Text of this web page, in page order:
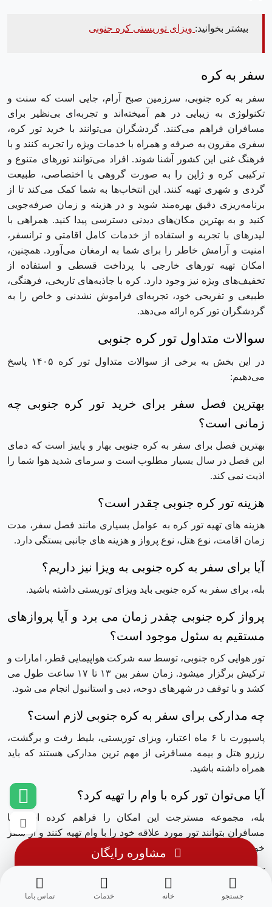
مشاوره رایگان
جستجو خانه خدمات تماس باما
بیشتر بخوانید: ویزای توریستی کره جنوبی
سفر به کره
سفر به کره جنوبی، سرزمین صبح آرام، جایی است که سنت و
تکنولوژی به زیبایی در هم آمیخته‌اند و تجربه‌ای بی‌نظیر برای
مسافران فراهم می‌کنند. گردشگران می‌توانند با خرید تور کره،
سفری مقرون به صرفه و همراه با خدمات ویژه را تجربه کنند و با
فرهنگ غنی این کشور آشنا شوند. افراد می‌توانند تورهای متنوع و
ترکیبی کره و ژاپن را به صورت گروهی یا اختصاصی، طبیعت
‌گردی و شهری تهیه کنند. این انتخاب‌ها به شما کمک می‌کند تا از
برنامه‌ریزی دقیق بهره‌مند شوید و در هزینه و زمان صرفه‌جویی
کنید و به بهترین مکان‌های دیدنی دسترسی پیدا کنید. همراهی با
لیدرهای با تجربه و استفاده از خدمات کامل اقامتی و ترانسفر،
امنیت و آرامش خاطر را برای شما به ارمغان می‌آورد. همچنین،
امکان تهیه تورهای خارجی با پرداخت قسطی و استفاده از
تخفیف‌های ویژه نیز وجود دارد. کره با جاذبه‌های تاریخی، فرهنگی،
طبیعی و تفریحی خود، تجربه‌ای فراموش ‌نشدنی و خاص را به
گردشگران تور کره ارائه می‌دهد.
سوالات متداول تور کره جنوبی
در این بخش به برخی از سوالات متداول تور کره ۱۴۰۵ پاسخ
می‌دهیم:
بهترین فصل سفر برای خرید تور کره جنوبی چه
زمانی است؟
بهترین فصل برای سفر به کره جنوبی بهار و پاییز است که دمای
این فصل در سال بسیار مطلوب است و سرمای شدید هوا شما را
اذیت نمی کند.
هزینه تور کره جنوبی چقدر است؟
هزینه های تهیه تور کره به عوامل بسیاری مانند فصل سفر، مدت
زمان اقامت، نوع هتل، نوع پرواز و هزینه های جانبی بستگی دارد.
آیا برای سفر به کره جنوبی به ویزا نیز داریم؟
بله، برای سفر به کره جنوبی باید ویزای توریستی داشته باشید.
پرواز کره جنوبی چقدر زمان می برد و آیا پرواز‌های
مستقیم به سئول موجود است؟
تور هوایی کره جنوبی، توسط سه شرکت هواپیمایی قطر، امارات و
ترکیش برگزار میشود. زمان سفر بین ۱۳ تا ۱۷ ساعت طول می
کشد و با توقف در شهرهای دوحه، دبی و استانبول انجام می شود.
چه مدارکی برای سفر به کره جنوبی لازم است؟
پاسپورت با ۶ ماه اعتبار، ویزای توریستی، بلیط رفت و برگشت،
رزرو هتل و بیمه مسافرتی از مهم ترین مدارکی هستند که باید
همراه داشته باشید.
آیا می‌توان تور کره با وام را تهیه کرد؟
بله، مجموعه مسترجت این امکان را فراهم کرده‌ است تا
مسافران بتوانند تور مورد علاقه خود را با وام تهیه کنند و از سفر
خود لذت ببرند.
آیا می‌توان تور لحظه آخری کره را تهیه کرد؟
بله، شما می‌توانید تور لحظه آخری کره را با قیمتی مناسب و